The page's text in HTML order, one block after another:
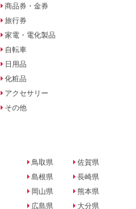
商品券・金券
旅行券
家電・電化製品
自転車
日用品
化粧品
アクセサリー
その他
鳥取県
島根県
岡山県
広島県
佐賀県
長崎県
熊本県
大分県